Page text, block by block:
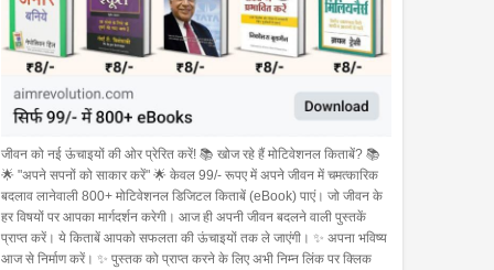
जीवन को नई ऊंचाइयों की ओर प्रेरित करें! 📚 खोज रहे हैं मोटिवेशनल किताबें? 📚
🌟 "अपने सपनों को साकार करें" 🌟 केवल 99/- रूपए में अपने जीवन में चमत्कारिक
बदलाव लानेवाली 800+ मोटिवेशनल डिजिटल किताबें (eBook) पाएं। जो जीवन के
हर विषयों पर आपका मार्गदर्शन करेगी। आज ही अपनी जीवन बदलने वाली पुस्तकें
प्राप्त करें। ये किताबें आपको सफलता की ऊंचाइयों तक ले जाएंगी। ✨ अपना भविष्य
आज से निर्माण करें। ✨ पुस्तक को प्राप्त करने के लिए अभी निम्न लिंक पर क्लिक